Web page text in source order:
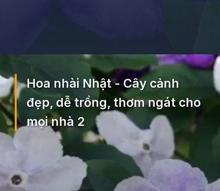
https://ocopaz.vn/hoa-nhai-nhat-300
Hoa nhài Nhật - Cây cảnh
đẹp, dễ trồng, thơm ngát cho
mọi nhà 2